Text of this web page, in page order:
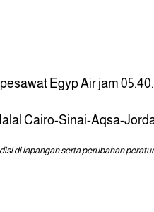
Egyp Air jam
Cairo-Sinai-Aqsa-
di lapangan serta perubahan